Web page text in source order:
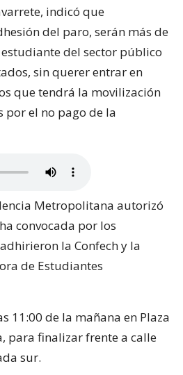
indicó que
del paro, serán más de
del sector público
sin querer entrar en
que tendrá la movilización
por el no pago de la
Metropolitana autorizó
convocada por los
la Confech y la
de Estudiantes
11:00 de la mañana en Plaza
para finalizar frente a calle
sur.